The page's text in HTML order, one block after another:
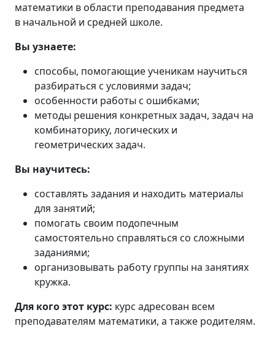
математики в области преподавания предмета
в начальной и средней школе.
Вы узнаете:
способы, помогающие ученикам научиться
разбираться с условиями задач;
особенности работы с ошибками;
методы решения конкретных задач, задач на
комбинаторику, логических и
геометрических задач.
Вы научитесь:
составлять задания и находить материалы
для занятий;
помогать своим подопечным
самостоятельно справляться со сложными
заданиями;
организовывать работу группы на занятиях
кружка.
Для кого этот курс: курс адресован всем
преподавателям математики, а также родителям.